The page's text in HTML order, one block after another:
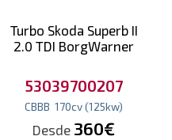
Turbo Skoda Superb II
2.0 TDI BorgWarner
53039700207
CBBB 170cv(125kw)
Desde 360€